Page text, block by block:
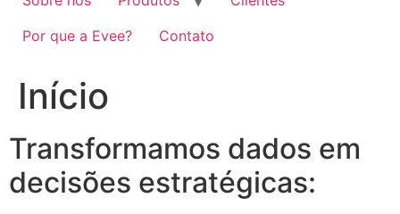
Por que a Evee?
Contato
Início
Transformamos dados em
decisões estratégicas: